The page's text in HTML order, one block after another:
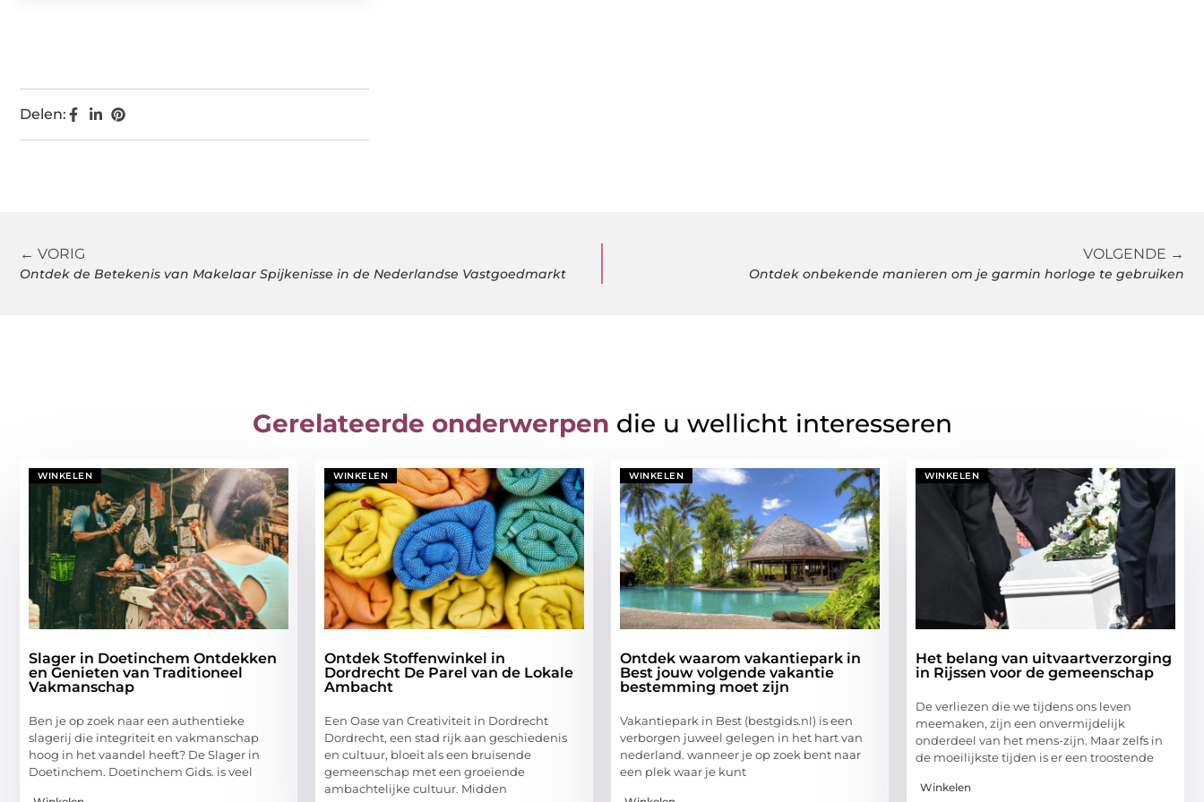
Delen:
← VORIG
Ontdek de Betekenis van Makelaar Spijkenisse in de Nederlandse Vastgoedmarkt
VOLGENDE →
Ontdek onbekende manieren om je garmin horloge te gebruiken
Gerelateerde onderwerpen die u wellicht interesseren
WINKELEN
Slager in Doetinchem Ontdekken
en Genieten van Traditioneel
Vakmanschap
Ben je op zoek naar een authentieke
slagerij die integriteit en vakmanschap
hoog in het vaandel heeft? De Slager in
Doetinchem. Doetinchem Gids. is veel
WINKELEN
Ontdek Stoffenwinkel in
Dordrecht De Parel van de Lokale
Ambacht
Een Oase van Creativiteit in Dordrecht
Dordrecht, een stad rijk aan geschiedenis
en cultuur, bloeit als een bruisende
gemeenschap met een groeiende
ambachtelijke cultuur. Midden
WINKELEN
Ontdek waarom vakantiepark in
Best jouw volgende vakantie
bestemming moet zijn
Vakantiepark in Best (bestgids.nl) is een
verborgen juweel gelegen in het hart van
nederland. wanneer je op zoek bent naar
een plek waar je kunt
WINKELEN
Het belang van uitvaartverzorging
in Rijssen voor de gemeenschap
De verliezen die we tijdens ons leven
meemaken, zijn een onvermijdelijk
onderdeel van het mens-zijn. Maar zelfs in
de moeilijkste tijden is er een troostende
Winkelen